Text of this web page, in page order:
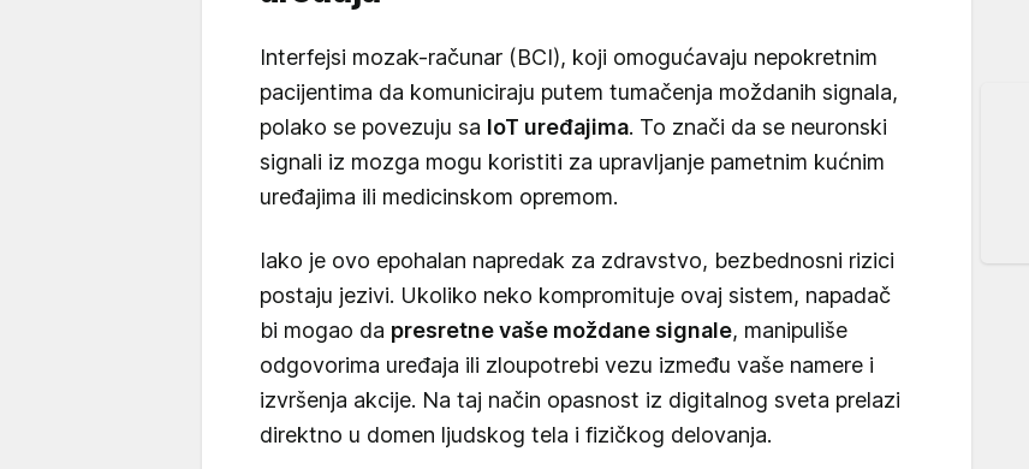
Interfejsi mozak-računar (BCI), koji omogućavaju nepokretnim
pacijentima da komuniciraju putem tumačenja moždanih signala,
polako se povezuju sa IoT uređajima. To znači da se neuronski
signali iz mozga mogu koristiti za upravljanje pametnim kućnim
uređajima ili medicinskom opremom.
Iako je ovo epohalan napredak za zdravstvo, bezbednosni rizici
postaju jezivi. Ukoliko neko kompromituje ovaj sistem, napadač
bi mogao da presretne vaše moždane signale, manipuliše
odgovorima uređaja ili zloupotrebi vezu između vaše namere i
izvršenja akcije. Na taj način opasnost iz digitalnog sveta prelazi
direktno u domen ljudskog tela i fizičkog delovanja.